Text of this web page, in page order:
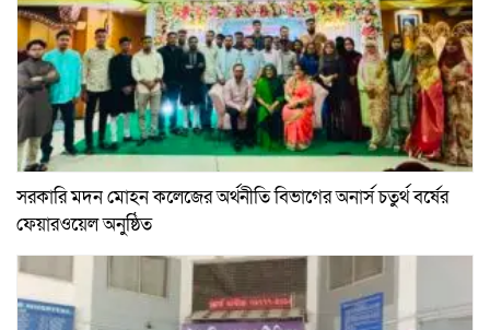
সরকারি মদন মোহন কলেজের অর্থনীতি বিভাগের অনার্স চতুর্থ বর্ষের
ফেয়ারওয়েল অনুষ্ঠিত